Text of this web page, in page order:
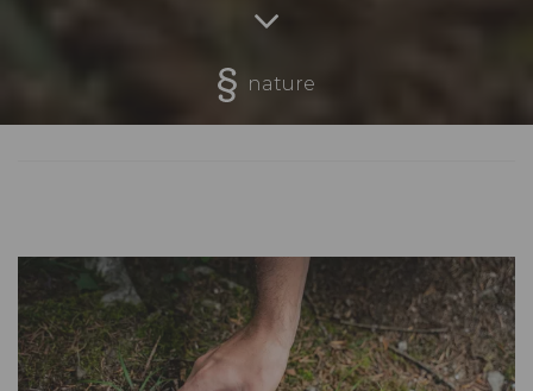
nature